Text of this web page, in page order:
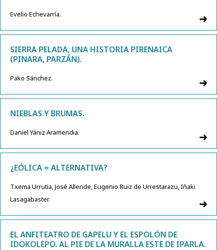
Evelio Echevarría.
SIERRA PELADA, UNA HISTORIA PIRENAICA
(PINARA, PARZÁN).
Pako Sánchez.
NIEBLAS Y BRUMAS.
Daniel Yániz Aramendia.
¿EÓLICA = ALTERNATIVA?
Txema Urrutia, José Allende, Eugenio Ruiz de Urrestarazu, Iñaki
Lasagabaster.
EL ANFITEATRO DE GAPELU Y EL ESPOLÓN DE
IDOKOLEPO. AL PIE DE LA MURALLA ESTE DE IPARLA.